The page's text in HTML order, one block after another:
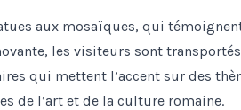
aux mosaïques, qui
les visiteurs sont
qui mettent l’accent sur des
de l’art et de la culture romaine.